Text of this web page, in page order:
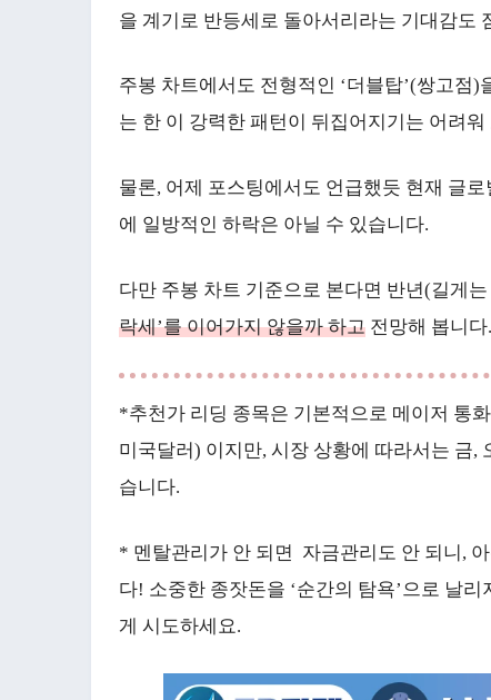
을 계기로 반등세로 돌아서리라는 기대감도
주봉 차트에서도 전형적인 ‘더블탑’(쌍고점
는 한 이 강력한 패턴이 뒤집어지기는 어려워
물론, 어제 포스팅에서도 언급했듯 현재 글
에 일방적인 하락은 아닐 수 있습니다.
다만 주봉 차트 기준으로 본다면 반년(길게
락세’를 이어가지 않을까 하고 전망해 봅니다.
*추천가 리딩 종목은 기본적으로 메이저 통
미국달러) 이지만, 시장 상황에 따라서는 금,
습니다.
* 멘탈관리가 안 되면 자금관리도 안 되니,
다! 소중한 종잣돈을 ‘순간의 탐욕’으로 날
게 시도하세요.